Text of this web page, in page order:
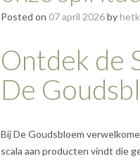
Posted on 07 april 2026by
Ontdek de
De
Bij De Goudsbloem
scala aan producten vindt die